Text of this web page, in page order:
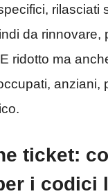
rilasciati
da rinnovare,
ridotto ma
anziani,
ticket:
i codici